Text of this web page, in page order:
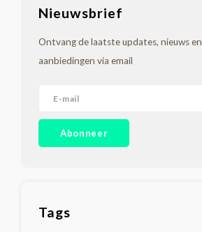
Nieuwsbrief
Ontvang de laatste updates, nieuws en
aanbiedingen via email
Abonneer
Tags